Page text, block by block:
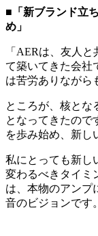
■「新ブランド立
め」
「AERは、友人
て築いてきた会社
は苦労ありながら
ところが、核とな
となってきたので
を歩み始め、新し
私にとっても新し
変わるべきタイミ
は、本物のアンプ
音のビジョンです